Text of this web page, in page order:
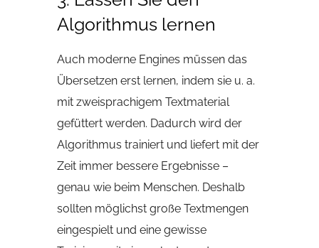
Algorithmus lernen
Auch moderne Engines müssen das
Übersetzen erst lernen, indem sie u. a.
mit zweisprachigem Textmaterial
gefüttert werden. Dadurch wird der
Algorithmus trainiert und liefert mit der
Zeit immer bessere Ergebnisse –
genau wie beim Menschen. Deshalb
sollten möglichst große Textmengen
eingespielt und eine gewisse